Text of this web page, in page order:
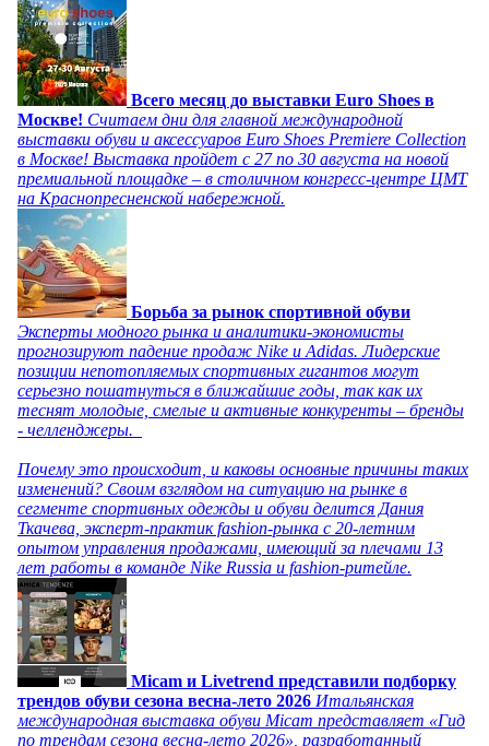
Всего месяц до выставки Euro Shoes в
Москве! Считаем дни для главной международной
выставки обуви и аксессуаров Euro Shoes Premiere Collection
в Москве! Выставка пройдет с 27 по 30 августа на новой
премиальной площадке – в столичном конгресс-центре ЦМТ
на Краснопресненской набережной.
Борьба за рынок спортивной обуви
Эксперты модного рынка и аналитики-экономисты
прогнозируют падение продаж Nike и Adidas. Лидерские
позиции непотопляемых спортивных гигантов могут
серьезно пошатнуться в ближайшие годы, так как их
теснят молодые, смелые и активные конкуренты – бренды
- челленджеры.
Почему это происходит, и каковы основные причины таких
изменений? Своим взглядом на ситуацию на рынке в
сегменте спортивных одежды и обуви делится Дания
Ткачева, эксперт-практик fashion-рынка с 20-летним
опытом управления продажами, имеющий за плечами 13
лет работы в команде Nike Russia и fashion-ритейле.
Micam и Livetrend представили подборку
трендов обуви сезона весна-лето 2026 Итальянская
международная выставка обуви Micam представляет «Гид
по трендам сезона весна-лето 2026», разработанный